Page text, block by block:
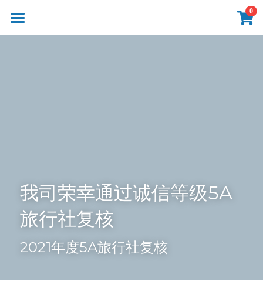
0
提供技术支持
我司荣幸通过诚信等级5A
旅行社复核
2021年度5A旅行社复核
×